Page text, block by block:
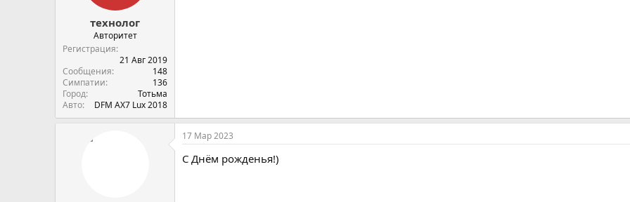
технолог
Авторитет
Регистрация
21 Авг 2019
Сообщения
148
Симпатии
136
Город
Тотьма
Авто
DFM AX7 Lux 2018
17 Мар 2023
С Днём рожденья!)